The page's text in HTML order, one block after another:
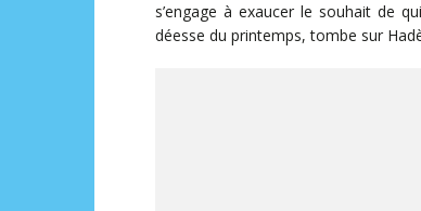
s’engage à exaucer le souhait de
déesse du printemps, tombe sur